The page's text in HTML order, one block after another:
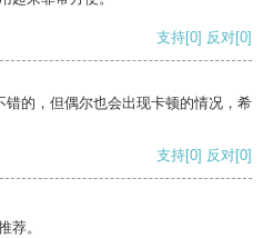
支持[0] 反对[0]
的，但偶尔也会出现卡顿的情况，希
支持[0] 反对[0]
荐。